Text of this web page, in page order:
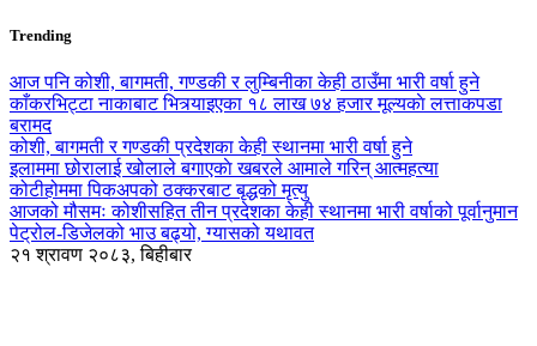
Trending
आज पनि कोशी, बागमती, गण्डकी र लुम्बिनीका केही ठाउँमा भारी वर्षा हुने
काँकरभिट्टा नाकाबाट भित्र्याइएका १८ लाख ७४ हजार मूल्यकाे लत्ताकपडा
बरामद
कोशी, बागमती र गण्डकी प्रदेशका केही स्थानमा भारी वर्षा हुने
इलाममा छोरालाई खोलाले बगाएकाे खबरले आमाले गरिन् आत्महत्या
कोटीहोममा पिकअपको ठक्करबाट बृद्धको मृत्यु
आजको मौसमः कोशीसहित तीन प्रदेशका केही स्थानमा भारी वर्षाको पूर्वानुमान
पेट्रोल-डिजेलको भाउ बढ्यो, ग्यासको यथावत
२१ श्रावण २०८३, बिहीबार